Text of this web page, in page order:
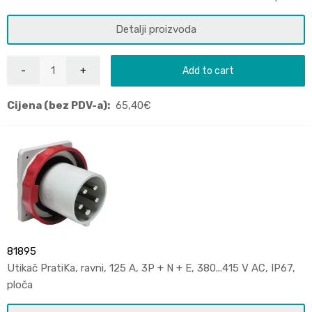
Detalji proizvoda
Add to cart
Cijena (bez PDV-a): 65,40€
81895
Utikač PratiKa, ravni, 125 A, 3P + N + E, 380...415 V AC, IP67,
ploča